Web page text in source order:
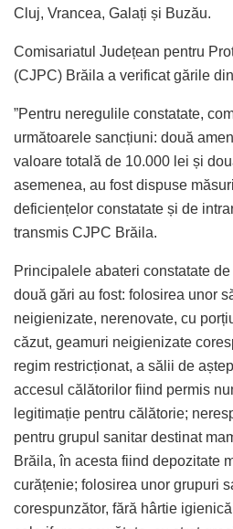
Cluj, Vrancea, Galați și Buzău.
Comisariatul Județean pentru
(CJPC) Brăila a verificat gările
”Pentru neregulile constatate,
următoarele sancțiuni: două
valoare totală de 10.000 lei și
asemenea, au fost dispuse
deficiențelor constatate și de
transmis CJPC Brăila.
Principalele abateri constatate
două gări au fost: folosirea unor
neigienizate, nerenovate, cu
căzut, geamuri neigienizate
regim restricționat, a sălii de
accesul călătorilor fiind permis
legitimație pentru călătorie;
pentru grupul sanitar destinat
Brăila, în acesta fiind depozitate
curățenie; folosirea unor grupuri
corespunzător, fără hârtie